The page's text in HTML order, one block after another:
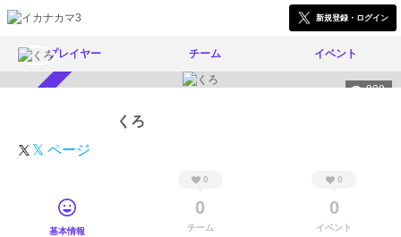
新規登録・ログイン
プレイヤー チーム イベント
808
くろ
𝕏 ページ
基本情報
0
0
チーム
0
0
イベント